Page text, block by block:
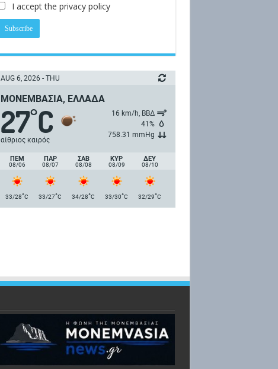
I accept the privacy policy
AUG 6, 2026 - THU
ΜΟΝΕΜΒΑΣΙΆ, ΕΛΛΆΔΑ
27°C
αίθριος καιρός
16 km/h, ΒΒΔ
41%
758.31 mmHg
ΠΈΜ
08/06
ΠΑΡ
08/07
ΣΑΒ
08/08
ΚΥΡ
08/09
ΔΕΥ
08/10
33/28°C 33/27°C 34/28°C 33/30°C 32/29°C